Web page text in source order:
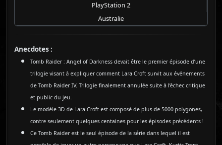
PlayStation 2
Australie
Anecdotes :
Tomb Raider : Angel of Darkness devait être le premier épisode d’une
trilogie visant à expliquer comment Lara Croft survit aux événements
de Tomb Raider IV. Trilogie finalement annulée suite à l’échec critique
et public du jeu.
Le modèle 3D de Lara Croft est composé de plus de 5000 polygones,
contre seulement quelques centaines pour les épisodes précédents !
Ce Tomb Raider est le seul épisode de la série dans lequel il est